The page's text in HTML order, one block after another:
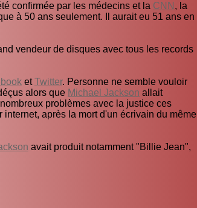
confirmée par les médecins et la CNN , la
à 50 ans seulement. Il aurait eu 51 ans en
vendeur de disques avec tous les records
etTwitter. Personne ne semble vouloir
alors que Michael Jackson allait
problèmes avec la justice ces
après la mort d'un écrivain du même
avait produit notamment "Billie Jean",